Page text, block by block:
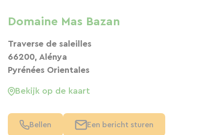
Domaine Mas Bazan
Traverse de saleilles
66200, Alénya
Pyrénées Orientales
Bekijk op de kaart
Bellen Een bericht sturen